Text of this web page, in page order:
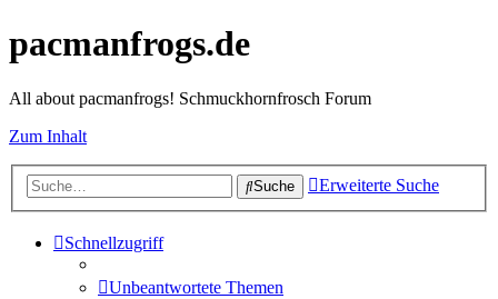
pacmanfrogs.de
All about pacmanfrogs! Schmuckhornfrosch Forum
Zum Inhalt
Suche Erweiterte Suche
Schnellzugriff
Unbeantwortete Themen